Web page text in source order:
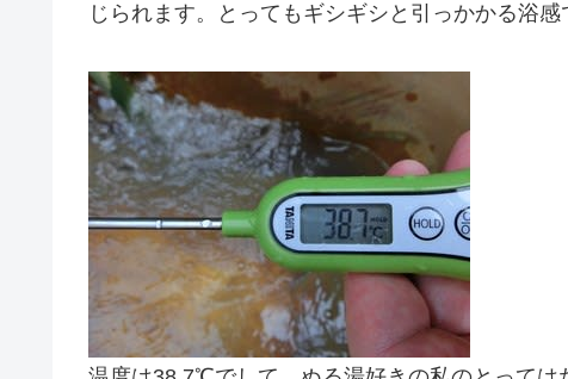
じられます。とってもギシギシと引っかかる浴感